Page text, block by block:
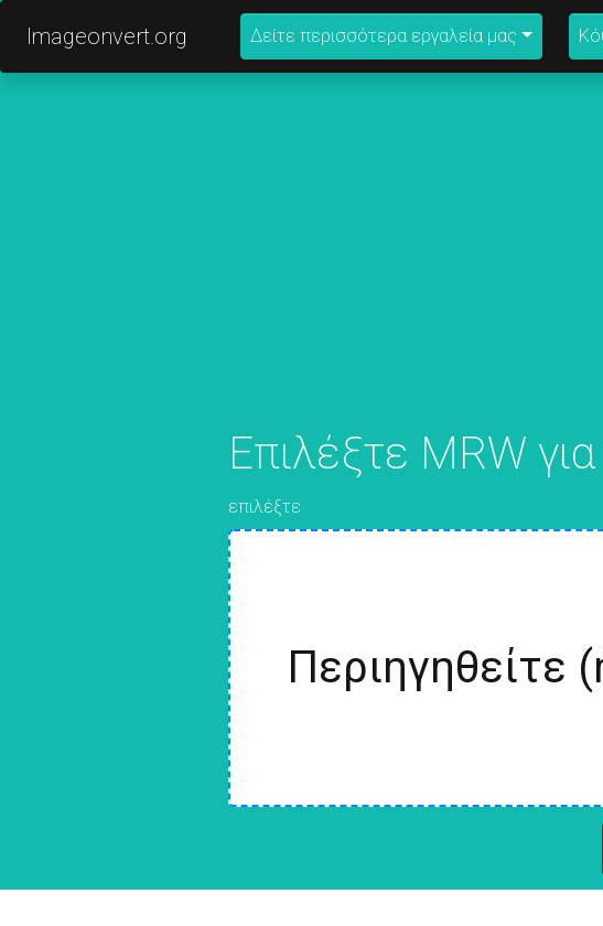
Imageonvert.org Δείτε περισσότερα εργαλεία μας
Επιλέξτε MRW
επιλέξτε
Περιηγηθείτε